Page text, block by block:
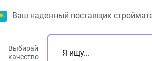
Ваш надежный поставщик
Выбирай
качество